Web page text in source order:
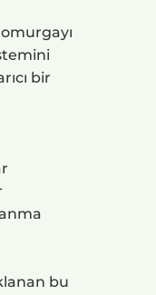
bir
bu